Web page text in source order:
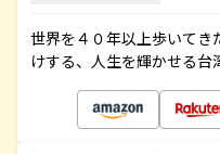
世界を４０年以上歩いてき
けする、人生を輝かせる